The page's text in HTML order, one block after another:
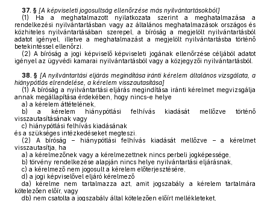
37. § [A képviseleti jogosultság ellenőrzése más nyilvántartásokból]
(1) Ha a meghatalmazott nyilatkozata szerint a meghatalmazása a
rendelkezési nyilvántartásban vagy az általános meghatalmazások országos és
közhiteles nyilvántartásában szerepel, a bíróság a megjelölt nyilvántartásból
adatot igényel, illetve a meghatalmazást a megjelölt nyilvántartásba történő
betekintéssel ellenőrzi.
(2) A bíróság a jogi képviselő képviseleti jogának ellenőrzése céljából adatot
igényel az ügyvédi kamarai nyilvántartásból vagy a közjegyzői nyilvántartásból.
38. § [A nyilvántartási eljárás megindítása iránti kérelem általános vizsgálata, a
hiánypótlás elrendelése, a kérelem visszautasítása]
(1) A bíróság a nyilvántartási eljárás megindítása iránti kérelmet megvizsgálja
annak megállapítása érdekében, hogy nincs-e helye
a) a kérelem áttételének,
b) a kérelem hiánypótlási felhívás kiadását mellőzve történő
visszautasításának vagy
c) hiánypótlási felhívás kiadásának
és a szükséges intézkedéseket megteszi.
(2) A bíróság – hiánypótlási felhívás kiadását mellőzve – a kérelmet
visszautasítja, ha
a) a kérelmezőnek vagy a kérelmezettnek nincs perbeli jogképessége,
b) törvény rendelkezése alapján nincs helye nyilvántartási eljárásnak,
c) a kérelmező nem jogosult a kérelem előterjesztésére,
d) a jogi képviselővel eljáró kérelmező
da) kérelme nem tartalmazza azt, amit jogszabály a kérelem tartalmára
kötelezően előír, vagy
db) nem csatolta a jogszabály által kötelezően előírt mellékleteket,